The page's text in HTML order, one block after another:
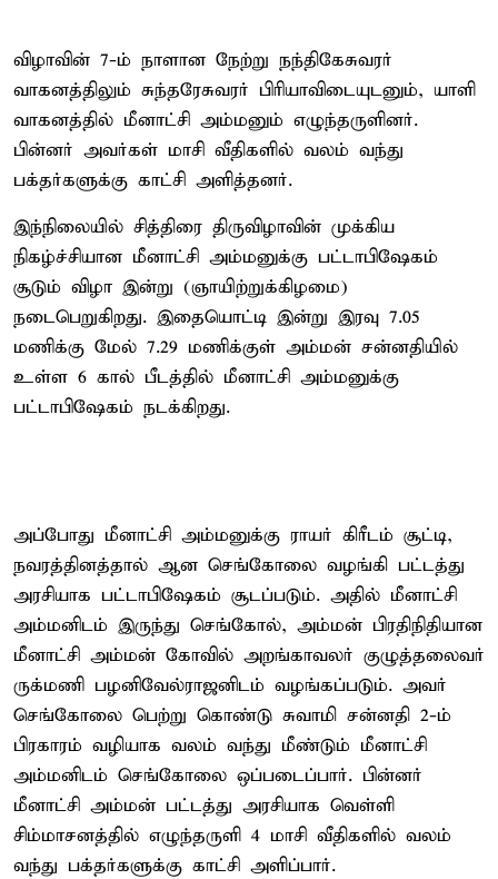
விழாவின் 7-ம் நாளான நேற்று நந்திகேசுவரர்
வாகனத்திலும் சுந்தரேசுவரர் பிரியாவிடையுடனும், யாளி
வாகனத்தில் மீனாட்சி அம்மனும் எழுந்தருளினர்.
பின்னர் அவர்கள் மாசி வீதிகளில் வலம் வந்து
பக்தர்களுக்கு காட்சி அளித்தனர்.
இந்நிலையில் சித்திரை திருவிழாவின் முக்கிய
நிகழ்ச்சியான மீனாட்சி அம்மனுக்கு பட்டாபிஷேகம்
சூடும் விழா இன்று (ஞாயிற்றுக்கிழமை)
நடைபெறுகிறது. இதையொட்டி இன்று இரவு 7.05
மணிக்கு மேல் 7.29 மணிக்குள் அம்மன் சன்னதியில்
உள்ள 6 கால் பீடத்தில் மீனாட்சி அம்மனுக்கு
பட்டாபிஷேகம் நடக்கிறது.
அப்போது மீனாட்சி அம்மனுக்கு ராயர் கிரீடம் சூட்டி,
நவரத்தினத்தால் ஆன செங்கோலை வழங்கி பட்டத்து
அரசியாக பட்டாபிஷேகம் சூடப்படும். அதில் மீனாட்சி
அம்மனிடம் இருந்து செங்கோல், அம்மன் பிரதிநிதியான
மீனாட்சி அம்மன் கோவில் அறங்காவலர் குழுத்தலைவர்
ருக்மணி பழனிவேல்ராஜனிடம் வழங்கப்படும். அவர்
செங்கோலை பெற்று கொண்டு சுவாமி சன்னதி 2-ம்
பிரகாரம் வழியாக வலம் வந்து மீண்டும் மீனாட்சி
அம்மனிடம் செங்கோலை ஒப்படைப்பார். பின்னர்
மீனாட்சி அம்மன் பட்டத்து அரசியாக வெள்ளி
சிம்மாசனத்தில் எழுந்தருளி 4 மாசி வீதிகளில் வலம்
வந்து பக்தர்களுக்கு காட்சி அளிப்பார்.